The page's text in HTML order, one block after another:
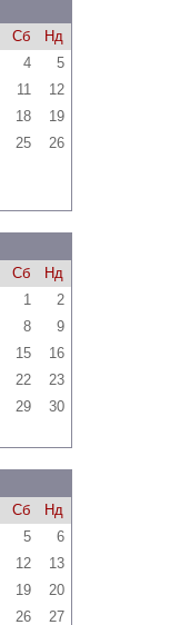
Сб
Нд
4
5
11
12
18
19
25
26
Сб
Нд
1
2
8
9
15
16
22
23
29
30
Сб
Нд
5
6
12
13
19
20
26
27